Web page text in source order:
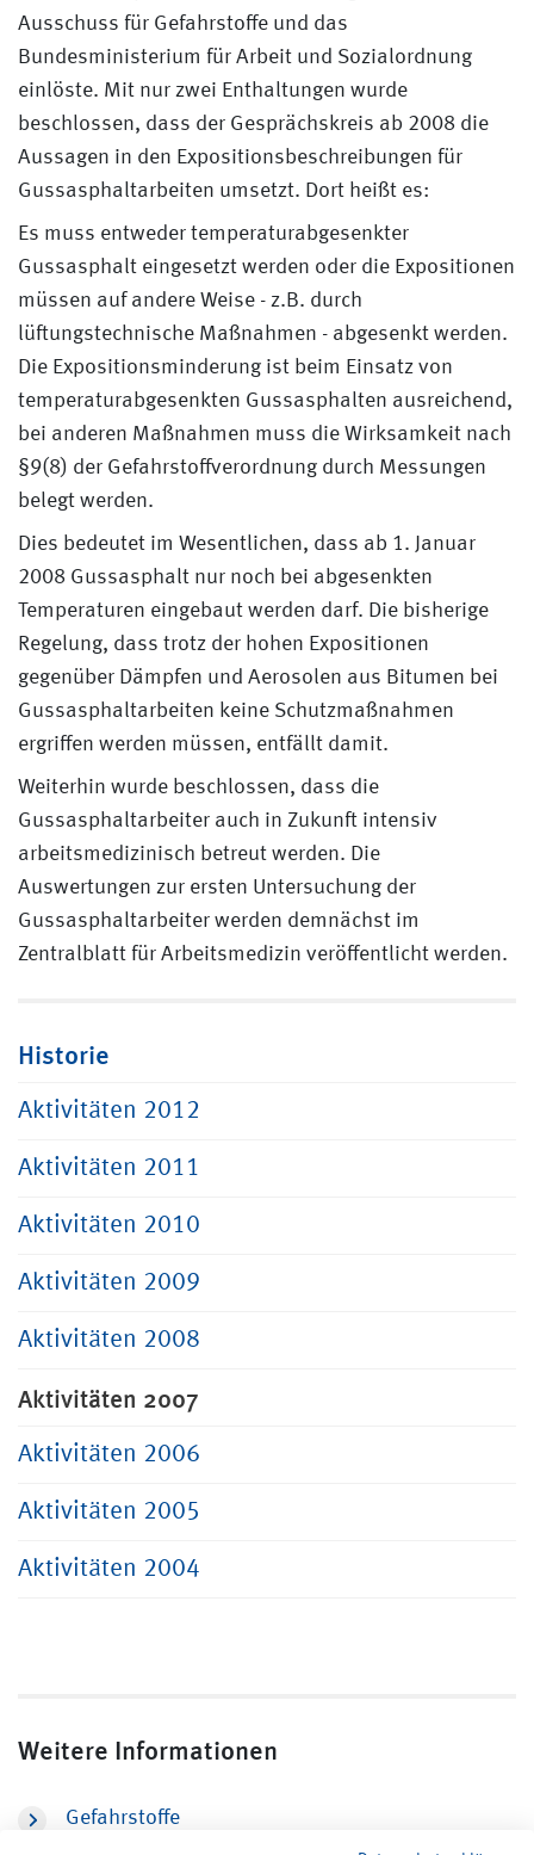
Ausschuss für Gefahrstoffe und das
Bundesministerium für Arbeit und Sozialordnung
einlöste. Mit nur zwei Enthaltungen wurde
beschlossen, dass der Gesprächskreis ab 2008 die
Aussagen in den Expositionsbeschreibungen für
Gussasphaltarbeiten umsetzt. Dort heißt es:
Es muss entweder temperaturabgesenkter
Gussasphalt eingesetzt werden oder die Expositionen
müssen auf andere Weise - z.B. durch
lüftungstechnische Maßnahmen - abgesenkt werden.
Die Expositionsminderung ist beim Einsatz von
temperaturabgesenkten Gussasphalten ausreichend,
bei anderen Maßnahmen muss die Wirksamkeit nach
§9(8) der Gefahrstoffverordnung durch Messungen
belegt werden.
Dies bedeutet im Wesentlichen, dass ab 1. Januar
2008 Gussasphalt nur noch bei abgesenkten
Temperaturen eingebaut werden darf. Die bisherige
Regelung, dass trotz der hohen Expositionen
gegenüber Dämpfen und Aerosolen aus Bitumen bei
Gussasphaltarbeiten keine Schutzmaßnahmen
ergriffen werden müssen, entfällt damit.
Weiterhin wurde beschlossen, dass die
Gussasphaltarbeiter auch in Zukunft intensiv
arbeitsmedizinisch betreut werden. Die
Auswertungen zur ersten Untersuchung der
Gussasphaltarbeiter werden demnächst im
Zentralblatt für Arbeitsmedizin veröffentlicht werden.
Historie
Aktivitäten 2012
Aktivitäten 2011
Aktivitäten 2010
Aktivitäten 2009
Aktivitäten 2008
Aktivitäten 2007
Aktivitäten 2006
Aktivitäten 2005
Aktivitäten 2004
Weitere Informationen
Gefahrstoffe